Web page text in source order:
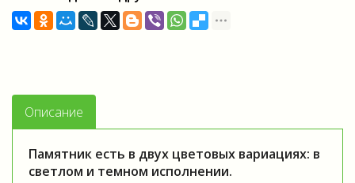
Описание
Памятник есть в двух цветовых вариациях: в
светлом и темном исполнении.